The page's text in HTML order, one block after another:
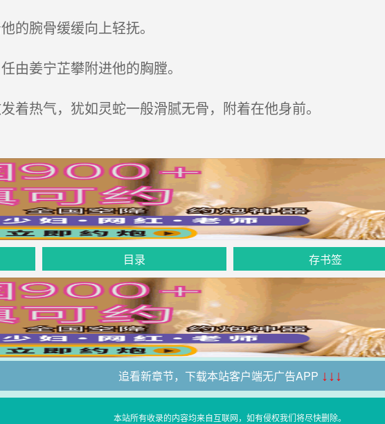
的腕骨缓缓向上轻抚。
由姜宁芷攀附进他的胸膛。
着热气，犹如灵蛇一般滑腻无骨，附着在他身前。
目录 存书签
追看新章节，下载本站客户端无广告APP ↓↓↓
本站所有收录的内容均来自互联网，如有侵权我们将尽快删除。